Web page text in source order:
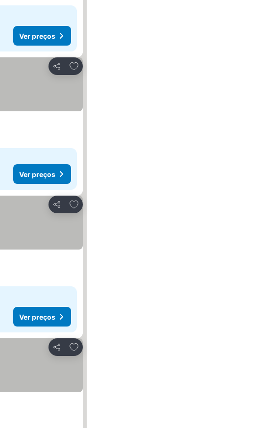
Ver preços
Partilhar
Adicionar aos favoritos
Ver preços
Partilhar
Adicionar aos favoritos
Ver preços
Partilhar
Adicionar aos favoritos